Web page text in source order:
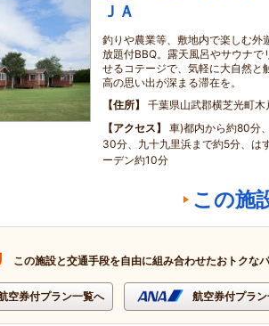
ＪＡ
釣りや農業等、敷地内で楽しむ外
放題付BBQ。露天風呂やサウナで
せるコテージで、気軽に大自然と
高の思い出が深まる滞在を。
住所
千葉県山武郡横芝光町
アクセス
車)都内から約80分
30分、九十九里浜まで約5分、は
ーデン約10分
この施
この施設と交通手段を自由に組み合わせたおトクな
空券付プラン一覧へ 航空券付プラ